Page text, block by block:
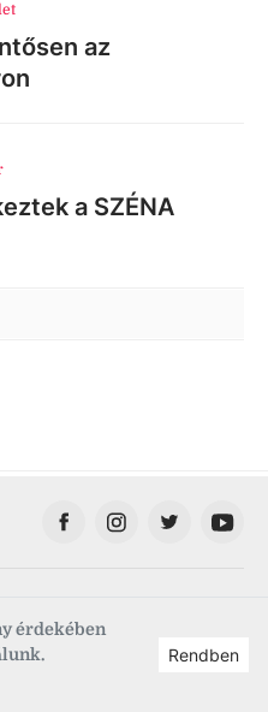
érdekében
Rendben
az
a SZÉNA